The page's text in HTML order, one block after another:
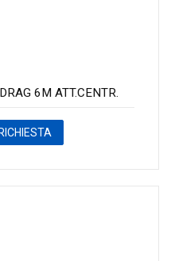
6M ATT.CENTR.